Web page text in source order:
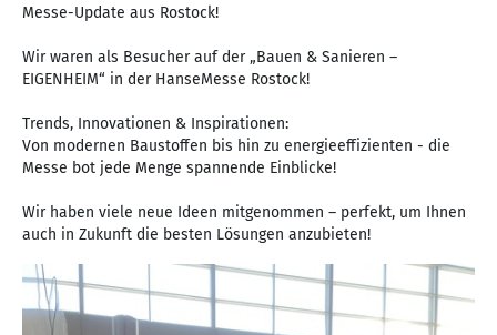
Messe-Update aus Rostock!
Wir waren als Besucher auf der „Bauen & Sanieren –
EIGENHEIM“ in der HanseMesse Rostock!
Trends, Innovationen & Inspirationen:
Von modernen Baustoffen bis hin zu energieeffizienten - die
Messe bot jede Menge spannende Einblicke!
Wir haben viele neue Ideen mitgenommen – perfekt, um Ihnen
auch in Zukunft die besten Lösungen anzubieten!